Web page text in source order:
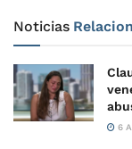
Noticias
6